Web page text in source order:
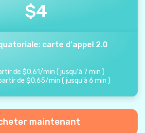
$4
carte d'appel 2.0
de $0.61/min ( jusqu'à 7 min )
de $0.65/min ( jusqu'à 6 min )
maintenant